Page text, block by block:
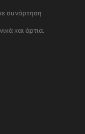
συνάρτηση
και άρτια.